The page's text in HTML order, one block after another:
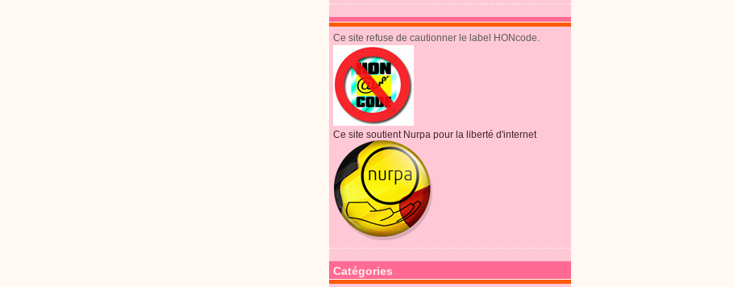
Ce site refuse de cautionner le label HONcode.
Ce site soutient Nurpa pour la liberté d'internet
Catégories